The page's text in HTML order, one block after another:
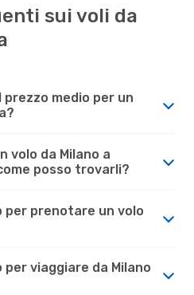
sui voli da
prezzo medio per un
volo da Milano a
posso trovarli?
per prenotare un volo
per viaggiare da Milano